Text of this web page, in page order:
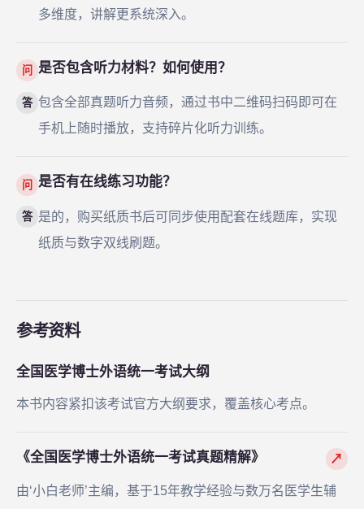
多维度，讲解更系统深入。
问 是否包含听力材料？如何使用？
答 包含全部真题听力音频，通过书中二维码扫码即可在
手机上随时播放，支持碎片化听力训练。
问 是否有在线练习功能？
答 是的，购买纸质书后可同步使用配套在线题库，实现
纸质与数字双线刷题。
参考资料
全国医学博士外语统一考试大纲
本书内容紧扣该考试官方大纲要求，覆盖核心考点。
《全国医学博士外语统一考试真题精解》 ↗
由‘小白老师’主编，基于15年教学经验与数万名医学生辅